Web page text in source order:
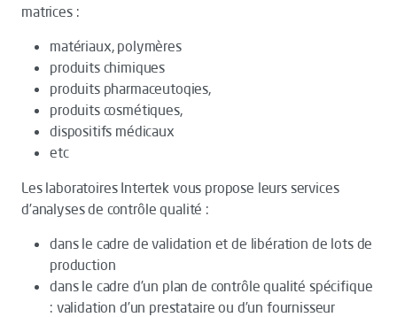
matrices :
matériaux, polymères
produits chimiques
produits pharmaceutoqies,
produits cosmétiques,
dispositifs médicaux
etc
Les laboratoires Intertek vous propose leurs services
d’analyses de contrôle qualité :
dans le cadre de validation et de libération de lots de
production
dans le cadre d’un plan de contrôle qualité spécifique
: validation d’un prestataire ou d’un fournisseur